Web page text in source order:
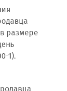
размере
1).